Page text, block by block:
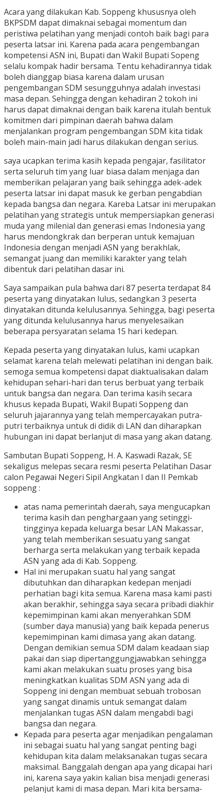
Acara yang dilakukan Kab. Soppeng khususnya oleh
BKPSDM dapat dimaknai sebagai momentum dan
peristiwa pelatihan yang menjadi contoh baik bagi para
peserta latsar ini. Karena pada acara pengembangan
kompetensi ASN ini, Bupati dan Wakil Bupati Sopeng
selalu kompak hadir bersama. Tentu kehadirannya tidak
boleh dianggap biasa karena dalam urusan
pengembangan SDM sesungguhnya adalah investasi
masa depan. Sehingga dengan kehadiran 2 tokoh ini
harus dapat dimaknai dengan baik karena itulah bentuk
komitmen dari pimpinan daerah bahwa dalam
menjalankan program pengembangan SDM kita tidak
boleh main-main jadi harus dilakukan dengan serius.
saya ucapkan terima kasih kepada pengajar, fasilitator
serta seluruh tim yang luar biasa dalam menjaga dan
memberikan pelajaran yang baik sehingga adek-adek
peserta latsar ini dapat masuk ke gerban pengabdian
kepada bangsa dan negara. Kareba Latsar ini merupakan
pelatihan yang strategis untuk mempersiapkan generasi
muda yang milenial dan generasi emas Indonesia yang
harus mendongkrak dan berperan untuk kemajuan
Indonesia dengan menjadi ASN yang berakhlak,
semangat juang dan memiliki karakter yang telah
dibentuk dari pelatihan dasar ini.
Saya sampaikan pula bahwa dari 87 peserta terdapat 84
peserta yang dinyatakan lulus, sedangkan 3 peserta
dinyatakan ditunda kelulusannya. Sehingga, bagi peserta
yang ditunda kelulusannya harus menyelesaikan
beberapa persyaratan selama 15 hari kedepan.
Kepada peserta yang dinyatakan lulus, kami ucapkan
selamat karena telah melewati pelatihan ini dengan baik.
semoga semua kompetensi dapat diaktualisakan dalam
kehidupan sehari-hari dan terus berbuat yang terbaik
untuk bangsa dan negara. Dan terima kasih secara
khusus kepada Bupati, Wakil Bupati Soppeng dan
seluruh jajarannya yang telah mempercayakan putra-
putri terbaiknya untuk di didik di LAN dan diharapkan
hubungan ini dapat berlanjut di masa yang akan datang.
Sambutan Bupati Soppeng, H. A. Kaswadi Razak, SE
sekaligus melepas secara resmi peserta Pelatihan Dasar
calon Pegawai Negeri Sipil Angkatan I dan II Pemkab
soppeng :
atas nama pemerintah daerah, saya mengucapkan
terima kasih dan penghargaan yang setinggi-
tingginya kepada keluarga besar LAN Makassar,
yang telah memberikan sesuatu yang sangat
berharga serta melakukan yang terbaik kepada
ASN yang ada di Kab. Soppeng.
Hal ini merupakan suatu hal yang sangat
dibutuhkan dan diharapkan kedepan menjadi
perhatian bagi kita semua. Karena masa kami pasti
akan berakhir, sehingga saya secara pribadi diakhir
kepemimpinan kami akan menyerahkan SDM
(sumber daya manusia) yang baik kepada penerus
kepemimpinan kami dimasa yang akan datang.
Dengan demikian semua SDM dalam keadaan siap
pakai dan siap dipertanggungjawabkan sehingga
kami akan melakukan suatu proses yang bisa
meningkatkan kualitas SDM ASN yang ada di
Soppeng ini dengan membuat sebuah trobosan
yang sangat dinamis untuk semangat dalam
menjalankan tugas ASN dalam mengabdi bagi
bangsa dan negara.
Kepada para peserta agar menjadikan pengalaman
ini sebagai suatu hal yang sangat penting bagi
kehidupan kita dalam melaksanakan tugas secara
maksimal. Banggalah dengan apa yang dicapai hari
ini, karena saya yakin kalian bisa menjadi generasi
pelanjut kami di masa depan. Mari kita bersama-